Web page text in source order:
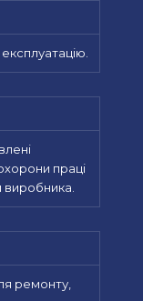
праці
виробника.
ремонту,